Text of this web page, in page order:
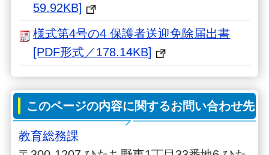
59.92KB]
様式第4号の4 保護者送迎免除届出書
[PDF形式／178.14KB]
このページの内容に関するお問い合わせ先
教育総務課